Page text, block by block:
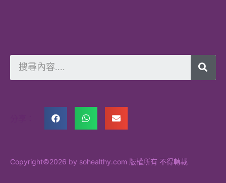
Copyright©2026 by sohealthy.com 版權所有 不得轉載